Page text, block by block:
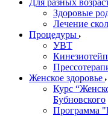
Для разных
Здоровые
Лечение
Процедуры
УВТ
Женское здоровье
Курс
Бубновского
Программа